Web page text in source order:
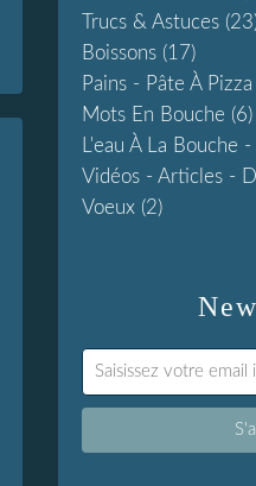
Trucs & Astuces
Boissons (17)
Pains - Pâte À
Mots En Bouche (6)
L'eau À La Bouche
Vidéos - Articles -
Voeux (2)